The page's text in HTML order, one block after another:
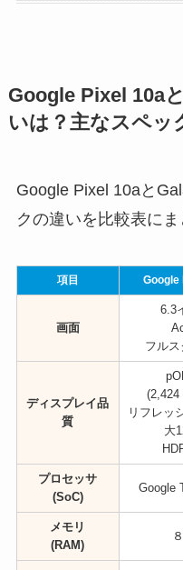
Google Pixel 10a
いは？主なスペッ
Google Pixel 10aと
クの違いを比較表にま
項目 Google
画面
6.3
フル
ディスプレイ品
質
(2,424
リフレッ
大
プロセッサ
(SoC)
Google
メモリ
(RAM)